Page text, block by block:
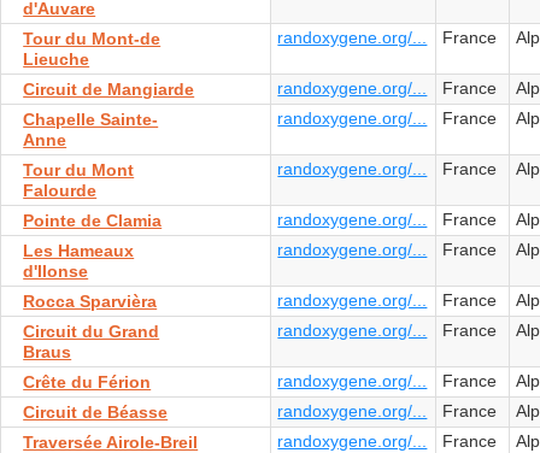
d'Auvare
Tour du Mont-de
Lieuche
randoxygene.org/... France
Circuit de Mangiarde randoxygene.org/... France
Chapelle Sainte-
Anne
randoxygene.org/... France
Tour du Mont
Falourde
randoxygene.org/... France
Pointe de Clamia randoxygene.org/... France
Les Hameaux
d'Ilonse
randoxygene.org/... France
Rocca Sparvièra randoxygene.org/... France
Circuit du Grand
Braus
randoxygene.org/... France
Crête du Férion randoxygene.org/... France
Circuit de Béasse
randoxygene.org/... France
Traversée Airole-Breil
randoxygene.org/... France